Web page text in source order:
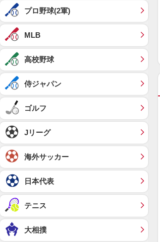
プロ野球(2軍)
MLB
高校野球
侍ジャパン
ゴルフ
Jリーグ
海外サッカー
日本代表
テニス
大相撲